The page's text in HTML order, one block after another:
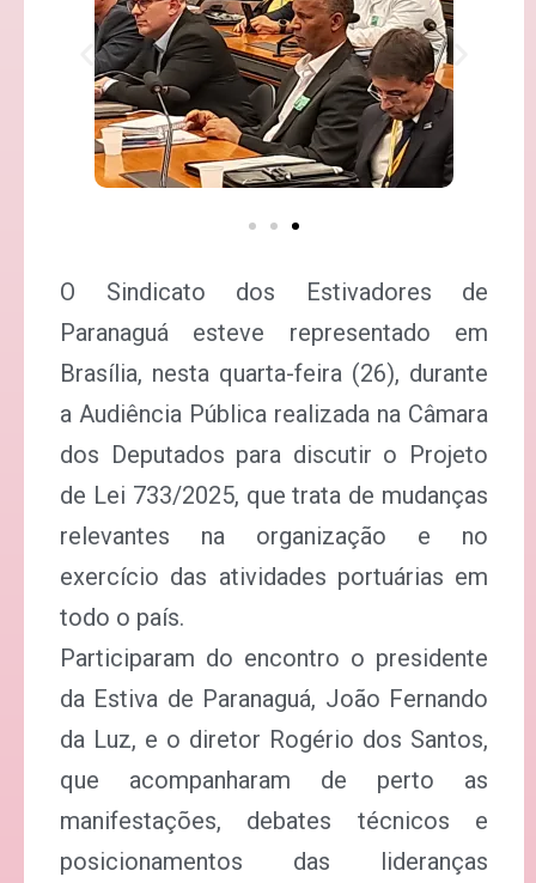
O Sindicato dos Estivadores de
Paranaguá esteve representado em
Brasília, nesta quarta-feira (26), durante
a Audiência Pública realizada na Câmara
dos Deputados para discutir o Projeto
de Lei 733/2025, que trata de mudanças
relevantes na organização e no
exercício das atividades portuárias em
todo o país.
Participaram do encontro o presidente
da Estiva de Paranaguá, João Fernando
da Luz, e o diretor Rogério dos Santos,
que acompanharam de perto as
manifestações, debates técnicos e
posicionamentos das lideranças